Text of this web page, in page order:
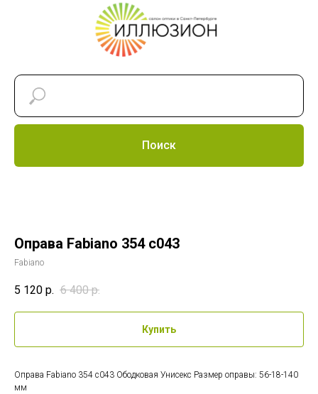
Поиск
Оправа Fabiano 354 c043
Fabiano
5 120 р. 6 400 р.
Купить
Оправа Fabiano 354 c043 Ободковая Унисекс Размер оправы: 56-18-140
мм